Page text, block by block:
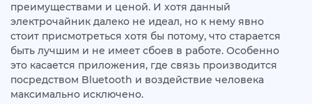
преимуществами и ценой. И хотя данный
электрочайник далеко не идеал, но к нему явно
стоит присмотреться хотя бы потому, что старается
быть лучшим и не имеет сбоев в работе. Особенно
это касается приложения, где связь производится
посредством Bluetooth и воздействие человека
максимально исключено.